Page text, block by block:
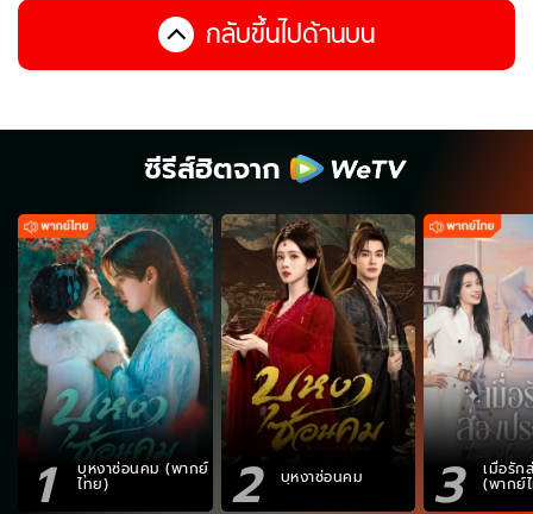
กลับขึ้นไปด้านบน
ซีรีส์ฮิตจาก
1 บุหงาซ่อนคม (พากย์
ไทย) 2 บุหงาซ่อนคม 3 เมื่อรัก
(พากย์